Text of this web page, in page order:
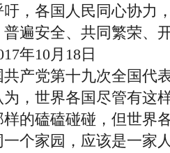
各国人民同心协力
遍安全、共同繁荣、
10月18日
党第十九次全国代
世界各国尽管有这
样的磕磕碰碰，但世界
个家园，应该是一家